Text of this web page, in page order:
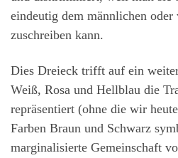
eindeutig dem männlichen
zuschreiben kann.
Dies Dreieck trifft auf ein
Weiß, Rosa und Hellblau die
repräsentiert (ohne die wir
Farben Braun und Schwarz
marginalisierte Gemeinschaft